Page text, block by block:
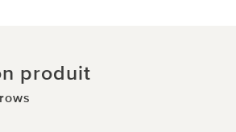
produit